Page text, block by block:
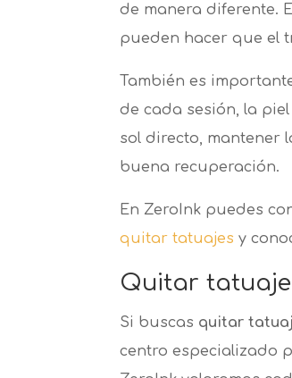
de manera diferente.
pueden hacer que el
También es
de cada sesión, la
sol directo, mantener
buena recuperación.
En ZeroInk puedes
quitar tatuajes y
Quitar
Si buscas quitar
centro especializado